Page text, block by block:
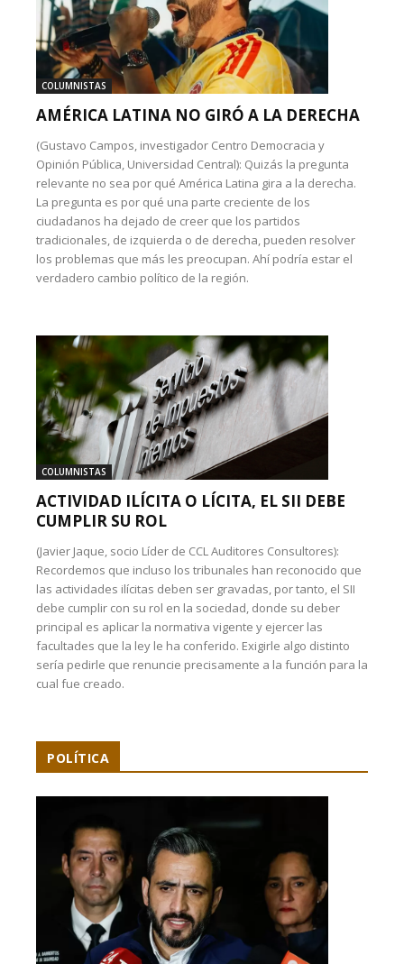
COLUMNISTAS
AMÉRICA LATINA NO GIRÓ A LA DERECHA
(Gustavo Campos, investigador Centro Democracia y
Opinión Pública, Universidad Central): Quizás la pregunta
relevante no sea por qué América Latina gira a la derecha.
La pregunta es por qué una parte creciente de los
ciudadanos ha dejado de creer que los partidos
tradicionales, de izquierda o de derecha, pueden resolver
los problemas que más les preocupan. Ahí podría estar el
verdadero cambio político de la región.
COLUMNISTAS
ACTIVIDAD ILÍCITA O LÍCITA, EL SII DEBE
CUMPLIR SU ROL
(Javier Jaque, socio Líder de CCL Auditores Consultores):
Recordemos que incluso los tribunales han reconocido que
las actividades ilícitas deben ser gravadas, por tanto, el SII
debe cumplir con su rol en la sociedad, donde su deber
principal es aplicar la normativa vigente y ejercer las
facultades que la ley le ha conferido. Exigirle algo distinto
sería pedirle que renuncie precisamente a la función para la
cual fue creado.
POLÍTICA